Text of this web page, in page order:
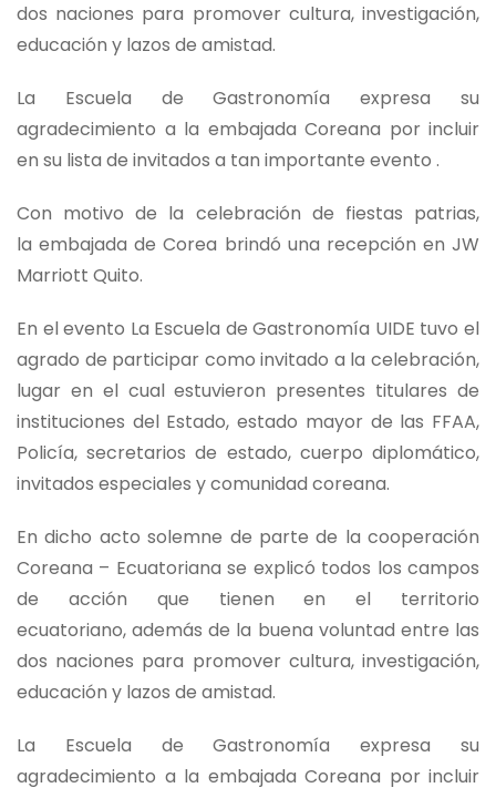
dos naciones para promover cultura, investigación,
educación y lazos de amistad.
La Escuela de Gastronomía expresa su
agradecimiento a la embajada Coreana por incluir
en su lista de invitados a tan importante evento .
Con motivo de la celebración de fiestas patrias,
la embajada de Corea brindó una recepción en JW
Marriott Quito.
En el evento La Escuela de Gastronomía UIDE tuvo el
agrado de participar como invitado a la celebración,
lugar en el cual estuvieron presentes titulares de
instituciones del Estado, estado mayor de las FFAA,
Policía, secretarios de estado, cuerpo diplomático,
invitados especiales y comunidad coreana.
En dicho acto solemne de parte de la cooperación
Coreana – Ecuatoriana se explicó todos los campos
de acción que tienen en el territorio
ecuatoriano, además de la buena voluntad entre las
dos naciones para promover cultura, investigación,
educación y lazos de amistad.
La Escuela de Gastronomía expresa su
agradecimiento a la embajada Coreana por incluir